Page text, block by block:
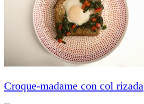
Croque-madame con col rizada